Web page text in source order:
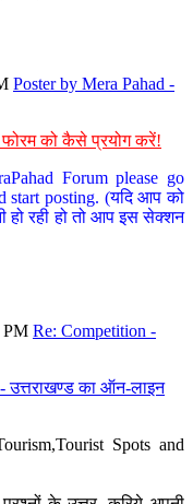
Poster by Mera Pahad -
फोरम को कैसे प्रयोग करें!
Forum please go
start posting. (यदि आप को
हो रही हो तो आप इस सेक्शन
PM Re: Competition -
उत्तराखण्ड का ऑन-लाइन
Spots and